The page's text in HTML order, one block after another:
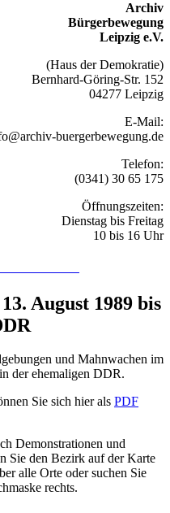
Archiv
Bürgerbewegung
Leipzig e.V.
(Haus der Demokratie)
Bernhard-Göring-Str. 152
04277 Leipzig
E-Mail:
buergerbewegung.de
Telefon:
(0341) 30 65 175
Öffnungszeiten:
Dienstag bis Freitag
10 bis 16 Uhr
August 1989 bis
und Mahnwachen im
der ehemaligen DDR.
Sie sich hier als PDF
Demonstrationen und
Sie den Bezirk auf der Karte
alle Orte oder suchen Sie
rechts.